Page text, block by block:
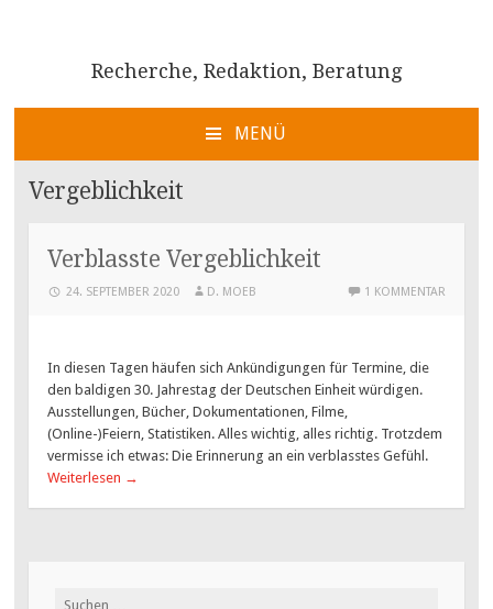
Recherche, Redaktion, Beratung
MENÜ
ZUM
INHALT
SPRINGEN
Vergeblichkeit
Verblasste Vergeblichkeit
24. SEPTEMBER 2020 D. MOEB 1 KOMMENTAR
In diesen Tagen häufen sich Ankündigungen für Termine, die
den baldigen 30. Jahrestag der Deutschen Einheit würdigen.
Ausstellungen, Bücher, Dokumentationen, Filme,
(Online-)Feiern, Statistiken. Alles wichtig, alles richtig. Trotzdem
vermisse ich etwas: Die Erinnerung an ein verblasstes Gefühl.
Weiterlesen →
Suchen